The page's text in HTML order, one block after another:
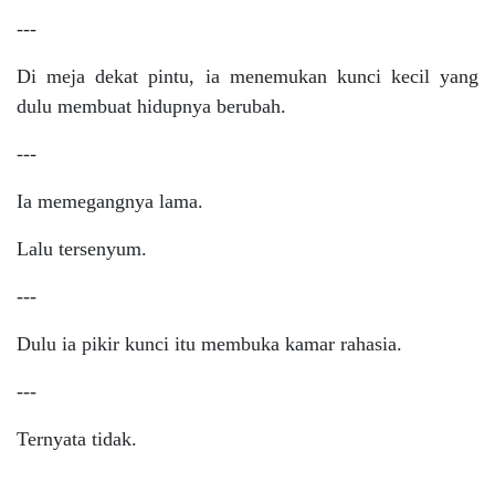
---
Di meja dekat pintu, ia menemukan kunci kecil yang
dulu membuat hidupnya berubah.
---
Ia memegangnya lama.
Lalu tersenyum.
---
Dulu ia pikir kunci itu membuka kamar rahasia.
---
Ternyata tidak.